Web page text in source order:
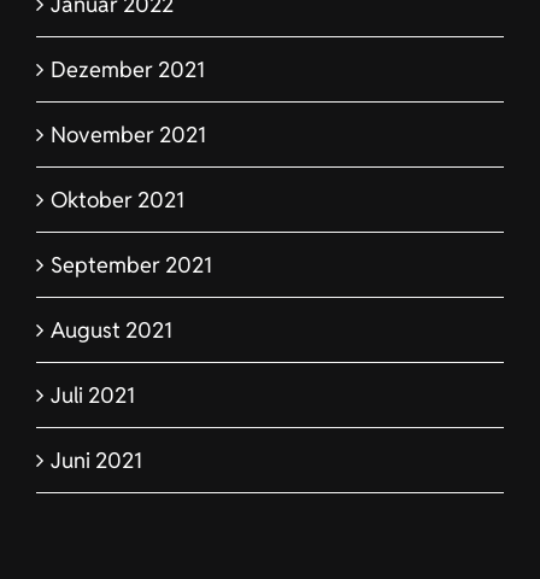
Dezember 2021
November 2021
Oktober 2021
September 2021
August 2021
Juli 2021
Juni 2021